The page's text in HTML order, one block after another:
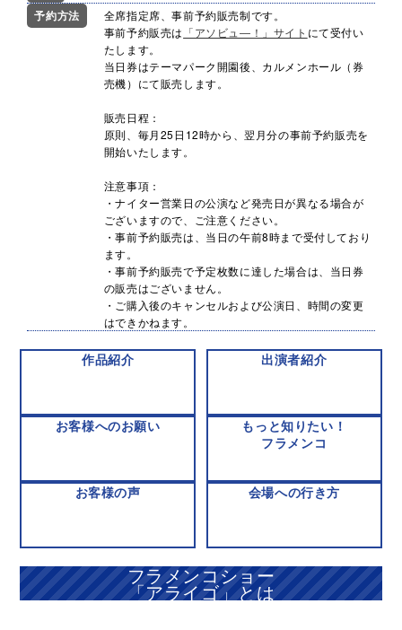
予約方法
全席指定席、事前予約販売制です。
事前予約販売は 「アソビュ―！」サイト にて受付い
たします。
当日券はテーマパーク開園後、カルメンホール（券
売機）にて販売します。
販売日程：
原則、毎月25日12時から、翌月分の事前予約販売を
開始いたします。
注意事項：
・ナイター営業日の公演など発売日が異なる場合が
ございますので、ご注意ください。
・事前予約販売は、当日の午前8時まで受付しており
ます。
・事前予約販売で予定枚数に達した場合は、当日券
の販売はございません。
・ご購入後のキャンセルおよび公演日、時間の変更
はできかねます。
作品紹介 出演者紹介
お客様へのお願い
もっと知りたい！
フラメンコ
お客様の声 会場への行き方
フラメンコショー
「アライゴ」とは